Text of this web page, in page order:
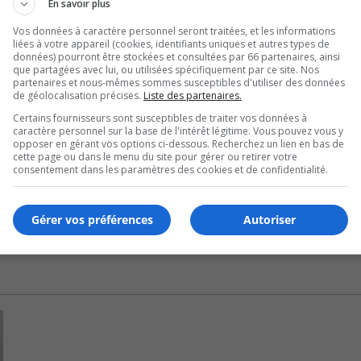
à l’adoption de la Loi sur les nouvelles en ligne, appelée
de leurs contenus.
les grandes entreprises comme Meta et Google
ainsi à la crise des médias, en diminuant leurs
En savoir plus
Vos données à caractère personnel seront traitées, et les informations
liées à votre appareil (cookies, identifiants uniques et autres types de
données) pourront être stockées et consultées par 66 partenaires, ainsi
que partagées avec lui, ou utilisées spécifiquement par ce site. Nos
partenaires et nous-mêmes sommes susceptibles d'utiliser des données
de géolocalisation précises. Liste des partenaires.
Certains fournisseurs sont susceptibles de traiter vos données à
caractère personnel sur la base de l'intérêt légitime. Vous pouvez vous y
opposer en gérant vos options ci-dessous. Recherchez un lien en bas de
cette page ou dans le menu du site pour gérer ou retirer votre
consentement dans les paramètres des cookies et de confidentialité.
Autoriser
Gérer vos préférences